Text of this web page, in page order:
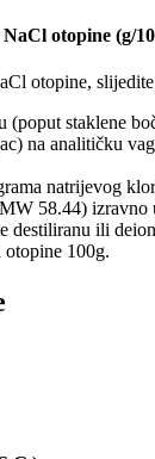
otopine (g/
otopine,
(poput staklene
na analitičku
natrijevog
58.44) izravno
destiliranu ili
otopine 100g.